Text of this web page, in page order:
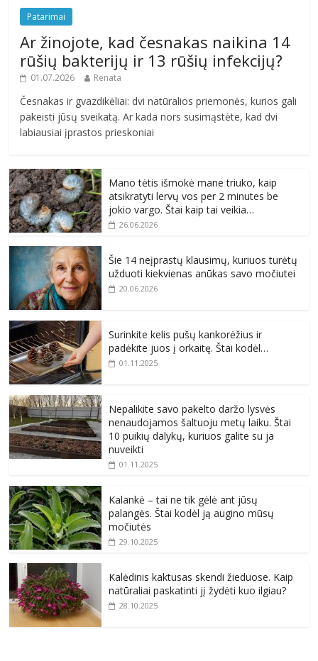
Patarimai
Ar žinojote, kad česnakas naikina 14
rūšių bakterijų ir 13 rūšių infekcijų?
01.07.2026 Renata
Česnakas ir gvazdikėliai: dvi natūralios priemonės, kurios gali
pakeisti jūsų sveikatą. Ar kada nors susimąstėte, kad dvi
labiausiai įprastos prieskoniai
Mano tėtis išmokė mane triuko, kaip
atsikratyti lervų vos per 2 minutes be
jokio vargo. Štai kaip tai veikia…
26.06.2026
Šie 14 neįprastų klausimų, kuriuos turėtų
užduoti kiekvienas anūkas savo močiutei
20.06.2026
Surinkite kelis pušų kankorėžius ir
padėkite juos į orkaitę. Štai kodėl…
01.11.2025
Nepalikite savo pakelto daržo lysvės
nenaudojamos šaltuoju metų laiku. Štai
10 puikių dalykų, kuriuos galite su ja
nuveikti
01.11.2025
Kalankė – tai ne tik gėlė ant jūsų
palangės. Štai kodėl ją augino mūsų
močiutės
29.10.2025
Kalėdinis kaktusas skendi žieduose. Kaip
natūraliai paskatinti jį žydėti kuo ilgiau?
28.10.2025